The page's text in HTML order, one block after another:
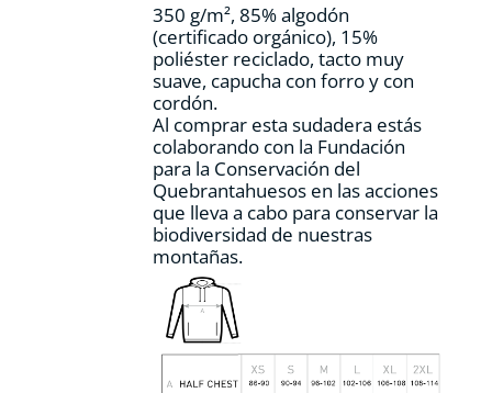
página
de
producto
350 g/m², 85% algodón
(certificado orgánico), 15%
poliéster reciclado, tacto muy
suave, capucha con forro y con
cordón.
Al comprar esta sudadera estás
colaborando con la Fundación
para la Conservación del
Quebrantahuesos en las acciones
que lleva a cabo para conservar la
biodiversidad de nuestras
montañas.